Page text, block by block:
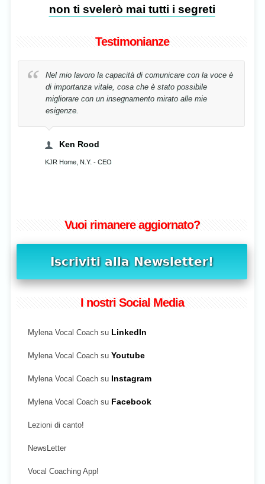
non ti svelerò mai tutti i segreti
Testimonianze
la voce è
La mia voce è stata riabilitata in tempo record,
semplicemente correggendo la mia postura!
Vuoi rimanere aggiornato?
I nostri Social Media
Mylena Vocal Coach su LinkedIn
Mylena Vocal Coach su Youtube
Mylena Vocal Coach su Instagram
Mylena Vocal Coach su Facebook
Lezioni di canto!
NewsLetter
Vocal Coaching App!